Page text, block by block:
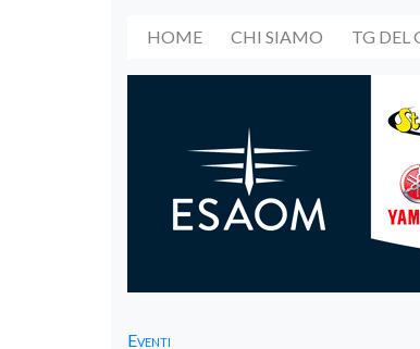
HOME CHI SIAMO TG DEL
Eventi